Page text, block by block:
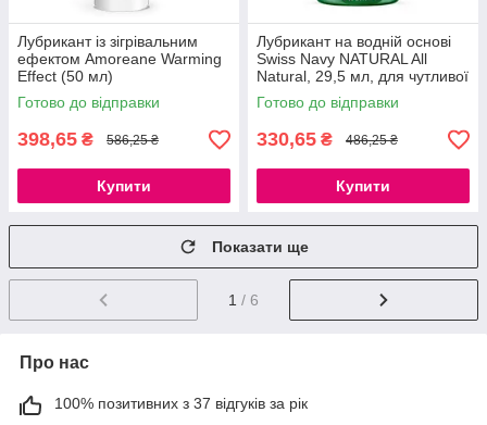
Лубрикант із зігрівальним
ефектом Amoreane Warming
Effect (50 мл)
Готово до відправки
398,65 ₴ 586,25 ₴
Купити
Лубрикант на водній основі
Swiss Navy NATURAL All
Natural, 29,5 мл, для чутливої
​​шкіри
Готово до відправки
330,65 ₴ 486,25 ₴
Купити
Показати ще
1 / 6
Про нас
100% позитивних з 37 відгуків за рік